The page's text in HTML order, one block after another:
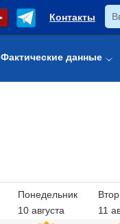
Контакты
Фактические данные
Понедельник
10 августа
11